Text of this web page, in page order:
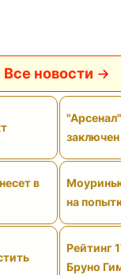
Все новости
в
на
Рейтинг
Бруно